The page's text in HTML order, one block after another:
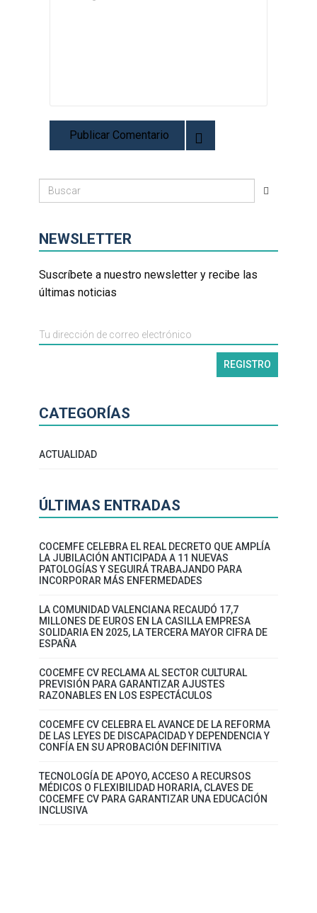
NEWSLETTER
Suscríbete a nuestro newsletter y recibe las
últimas noticias
CATEGORÍAS
ACTUALIDAD
ÚLTIMAS ENTRADAS
COCEMFE CELEBRA EL REAL DECRETO QUE AMPLÍA
LA JUBILACIÓN ANTICIPADA A 11 NUEVAS
PATOLOGÍAS Y SEGUIRÁ TRABAJANDO PARA
INCORPORAR MÁS ENFERMEDADES
LA COMUNIDAD VALENCIANA RECAUDÓ 17,7
MILLONES DE EUROS EN LA CASILLA EMPRESA
SOLIDARIA EN 2025, LA TERCERA MAYOR CIFRA DE
ESPAÑA
COCEMFE CV RECLAMA AL SECTOR CULTURAL
PREVISIÓN PARA GARANTIZAR AJUSTES
RAZONABLES EN LOS ESPECTÁCULOS
COCEMFE CV CELEBRA EL AVANCE DE LA REFORMA
DE LAS LEYES DE DISCAPACIDAD Y DEPENDENCIA Y
CONFÍA EN SU APROBACIÓN DEFINITIVA
TECNOLOGÍA DE APOYO, ACCESO A RECURSOS
MÉDICOS O FLEXIBILIDAD HORARIA, CLAVES DE
COCEMFE CV PARA GARANTIZAR UNA EDUCACIÓN
INCLUSIVA